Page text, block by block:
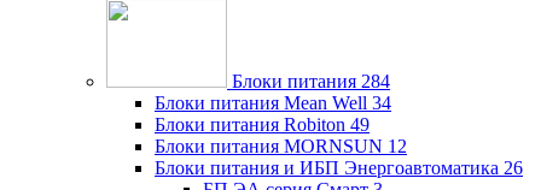
Блоки питания 284
Блоки питания Mean Well 34
Блоки питания Robiton 49
Блоки питания MORNSUN 12
Блоки питания и ИБП Энергоавтоматика 26